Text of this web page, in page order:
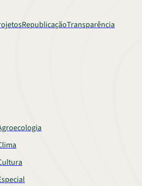
RepublicaçãoTransparência